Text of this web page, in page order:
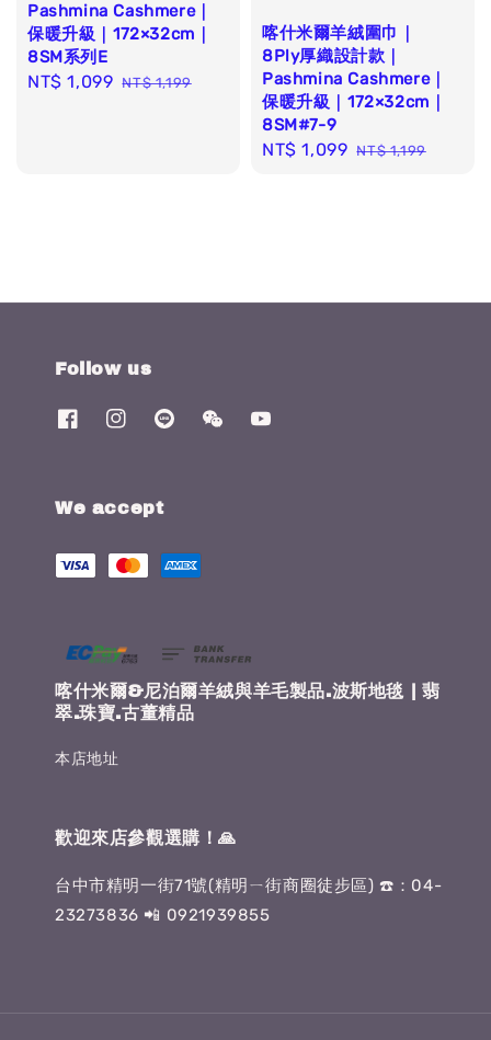
Pashmina Cashmere｜
保暖升級｜172×32cm｜
8SM系列E
Sale
NT$ 1,099 Regular
NT$ 1,199
喀什米爾羊絨圍巾｜
8Ply厚織設計款｜
Pashmina Cashmere｜
保暖升級｜172×32cm｜
8SM#7-9
Sale
NT$ 1,099 Regular
NT$ 1,199
Follow us
We accept
喀什米爾&尼泊爾羊絨與羊毛製品.波斯地毯 | 翡
翠.珠寶.古董精品
本店地址
歡迎來店參觀選購！🙏
台中市精明一街71號(精明ㄧ街商圈徒步區) ☎️：04-
23273836 📲 0921939855